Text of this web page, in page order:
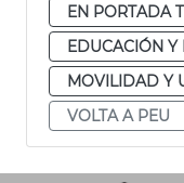
EN PORTADA
EDUCACIÓN Y
MOVILIDAD Y
VOLTA A PEU